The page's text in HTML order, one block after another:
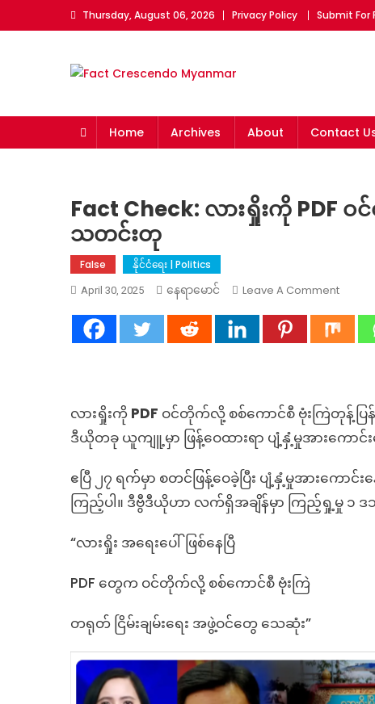
to
Thursday, August 06, 2026 Privacy Policy Submit For
Home Archives About Contact
Fact Check: လားရှိုးကို
သတင်းတု
False နိုင်ငံရေး | Politics
April 30, 2025 နေရာမောင် Leave A CommentOn
Check:
လားရှိုး
တိုက်
လို့
ကောင်စီ
တုန့်
လားရှိုးကို PDF ဝင်တိုက်လို့ စစ်ကောင်စီ ဗုံးကြဲတုန့်ပြ
ဒီယိုတခု ယူကျူ့မှာ ဖြန့်ဝေထားရာ ပျံ့နှံ့မှုအားကေ
ဧပြီ ၂၇ ရက်မှာ စတင်ဖြန့်ဝေခဲ့ပြီး ပျံ့နှံ့မှုအားက
ကြည့်ပါ။ ဒီဗွီဒီယိုဟာ လက်ရှိအချိန်မှာ ကြည့်ရှု့မှု ၁
“လားရှိုး အရေးပေါ်ဖြစ်နေပြီ
PDF တွေက ဝင်တိုက်လို့ စစ်ကောင်စီ ဗုံးကြဲ
တရုတ် ငြိမ်းချမ်း‌ရေး အဖွဲ့ဝင်တွေ သေဆုံး”